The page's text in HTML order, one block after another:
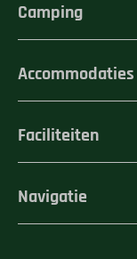
Camping
Accommodaties
Faciliteiten
Navigatie